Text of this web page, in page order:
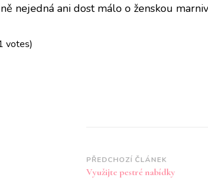
nejedná ani dost málo o ženskou
votes)
Navigace
příspěvku
PŘEDCHOZÍ ČLÁNEK
Využijte pestré nabídky